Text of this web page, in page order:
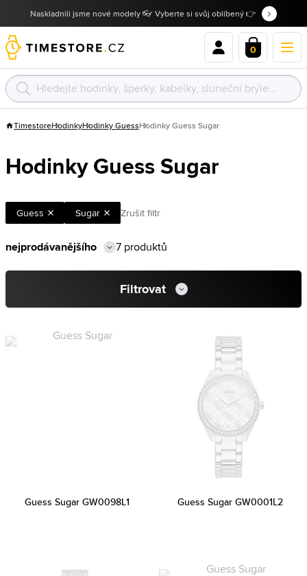
Naskladnili jsme nové modely 👓 Vyberte si svůj oblíbený 👉
0
TimestoreHodinkyHodinky GuessHodinky Guess Sugar
Hodinky Guess Sugar
Guess Sugar Zrušit filtr
7 produktů
Filtrovat
Guess Sugar GW0098L1 Guess Sugar GW0001L2